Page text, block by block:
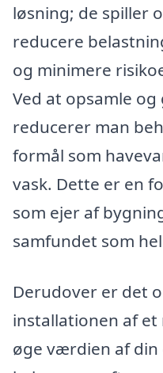
løsning; de spiller
reducere
og minimere
Ved at opsamle
reducerer man
formål som
vask. Dette er en
som ejer af
samfundet som
Derudover er det
installationen af
øge værdien af din